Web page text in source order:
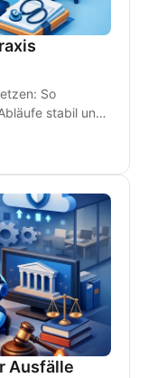
So
stabil und
Ausfälle